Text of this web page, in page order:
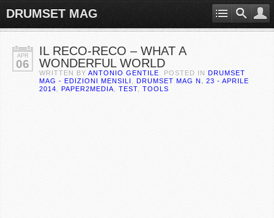
DRUMSET MAG
APR
06
IL RECO-RECO – WHAT A
WONDERFUL WORLD
WRITTEN BY ANTONIO GENTILE . POSTED IN DRUMSET
MAG - EDIZIONI MENSILI
DRUMSET MAG N. 23 - APRILE
2014
PAPER2MEDIA TEST TOOLS